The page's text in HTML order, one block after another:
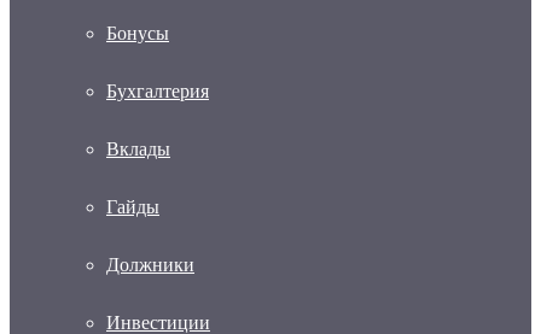
Бонусы
Бухгалтерия
Вклады
Гайды
Должники
Инвестиции